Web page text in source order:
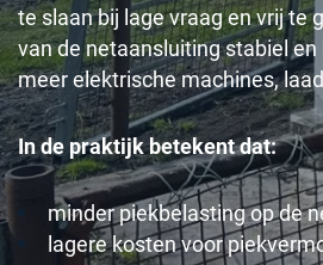
te slaan bij lage vraag en vrij te
van de netaansluiting stabiel
meer elektrische machines,
In de praktijk betekent dat:
minder piekbelasting op de
lagere kosten voor